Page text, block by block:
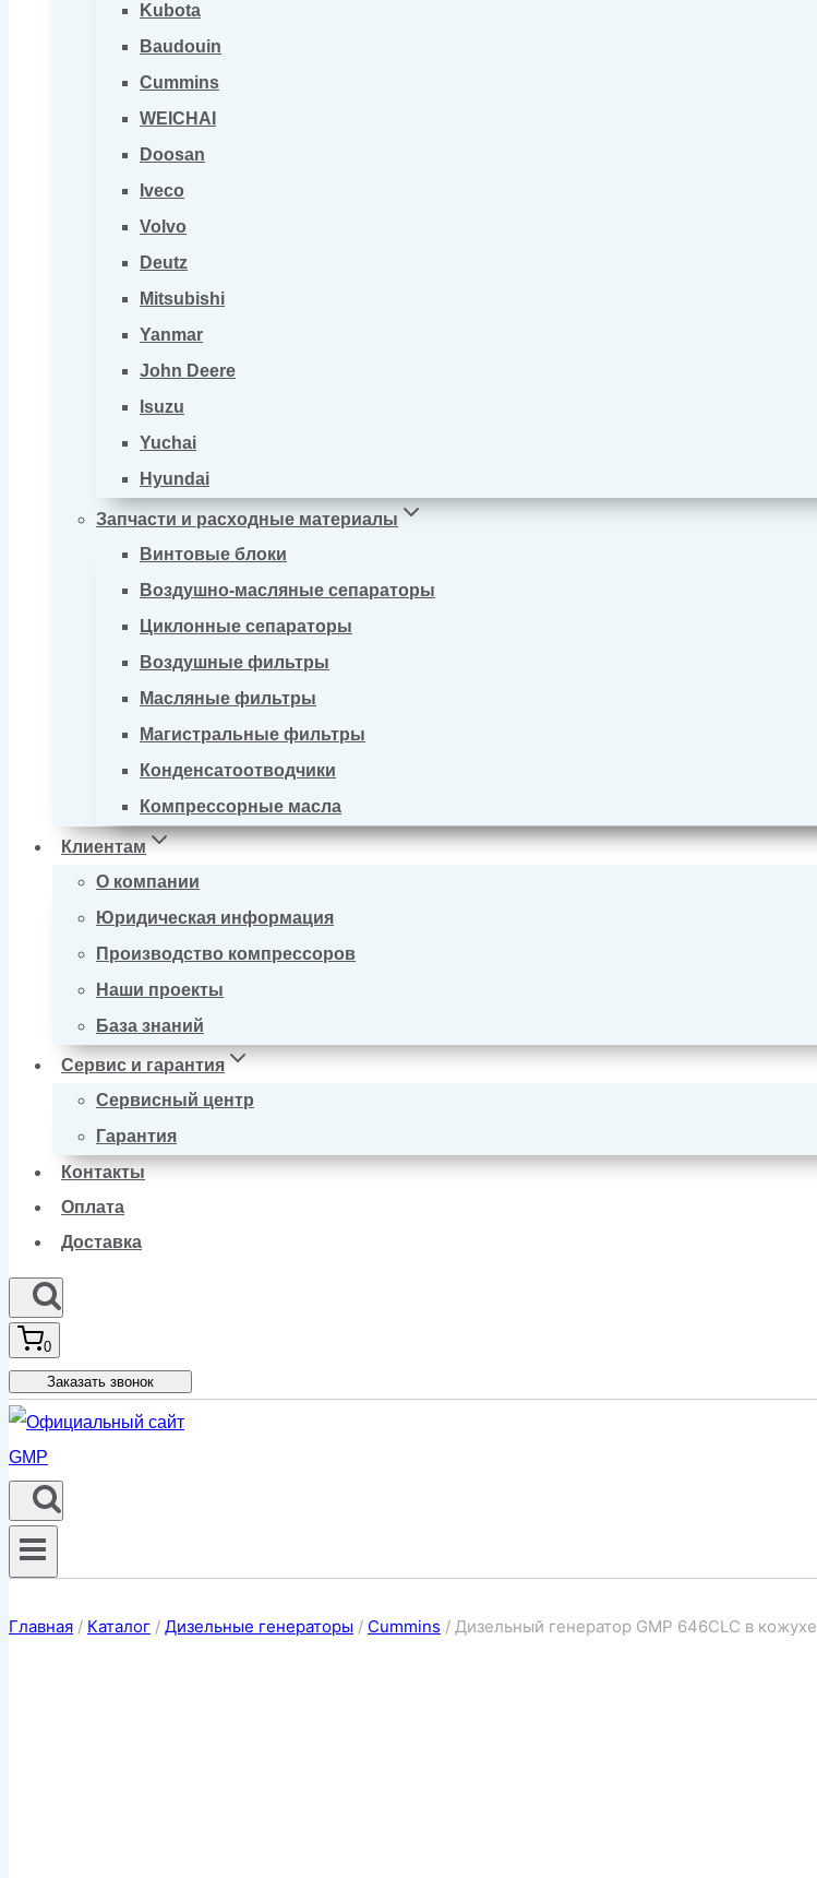
Kubota
Baudouin
Cummins
WEICHAI
Doosan
Iveco
Volvo
Deutz
Mitsubishi
Yanmar
John Deere
Isuzu
Yuchai
Hyundai
Запчасти и расходные материалы
Винтовые блоки
Воздушно-масляные сепараторы
Циклонные сепараторы
Воздушные фильтры
Масляные фильтры
Магистральные фильтры
Конденсатоотводчики
Компрессорные масла
Клиентам
О компании
Юридическая информация
Производство компрессоров
Наши проекты
База знаний
Сервис и гарантия
Сервисный центр
Гарантия
Контакты
Оплата
Доставка
0
Заказать звонок
Главная / Каталог / Дизельные генераторы / Cummins / Дизельный генератор GMP 646CLC в кожухе